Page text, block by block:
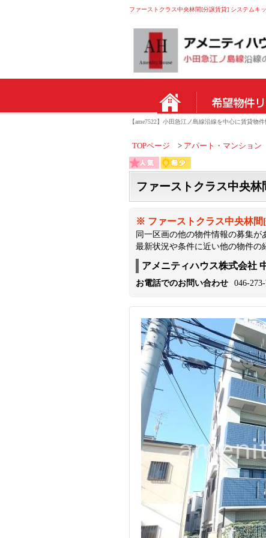
ファーストクラス中央林間[分譲賃貸] システムキ
【ame7522】小田急江ノ島線沿線を中心に賃貸物
TOPページ アパート・マンション
ファーストクラス中央林
※ ファーストクラス中央林間
同一区画の他の物件情報の募集
最新状況や条件に近い他の物件の
アメニティハウス株式会社
お電話でのお問い合わせ 046-